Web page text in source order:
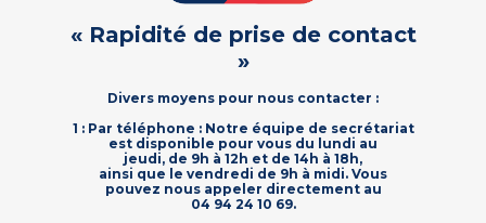
« Rapidité de prise de contact
»
Divers moyens pour nous contacter :
1 : Par téléphone : Notre équipe de secrétariat
est disponible pour vous du lundi au
jeudi, de 9h à 12h et de 14h à 18h,
ainsi que le vendredi de 9h à midi. Vous
pouvez nous appeler directement au
04 94 24 10 69.